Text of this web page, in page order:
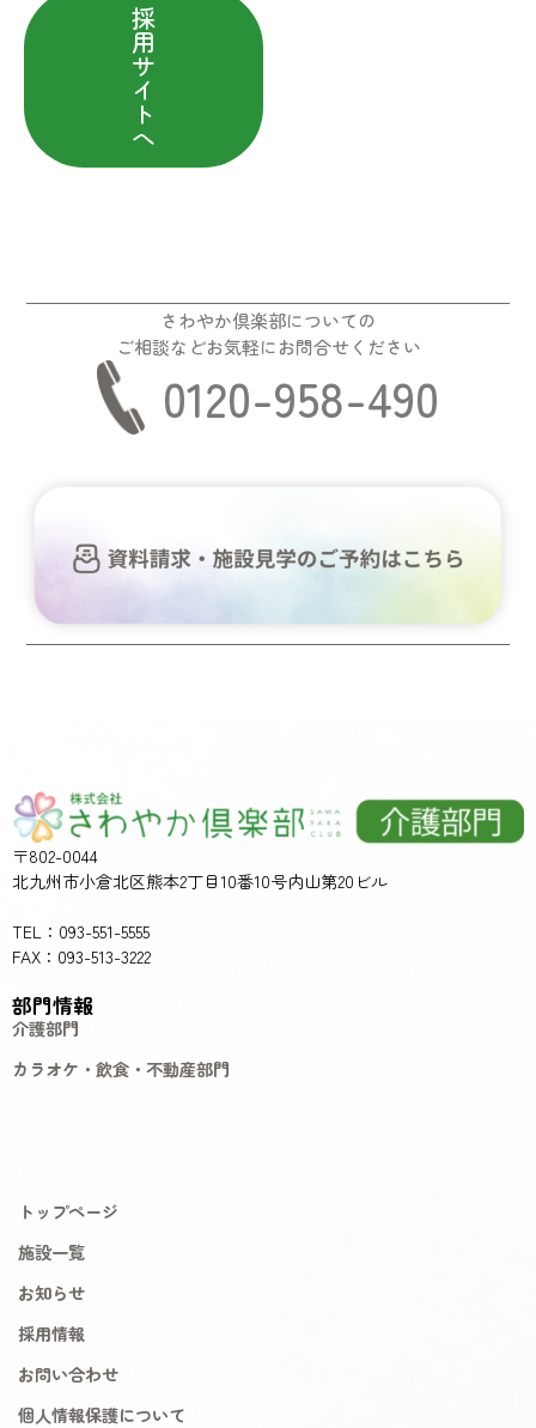
採
用
サ
イ
ト
へ
さわやか倶楽部についての
ご相談などお気軽にお問合せください
0120-958-490
〒802-0044
北九州市小倉北区熊本2丁目10番10号内山第20ビル
TEL：093-551-5555
FAX：093-513-3222
部門情報
介護部門
カラオケ・飲食・不動産部門
トップページ
施設一覧
お知らせ
採用情報
お問い合わせ
個人情報保護について